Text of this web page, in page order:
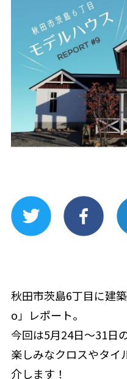
秋田市茨島6丁目に建
o」レポート。
今回は5月24日～31日
楽しみなクロスやタイ
介します！